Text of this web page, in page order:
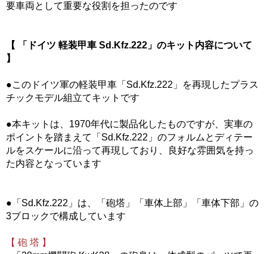
要車両として重要な役割を担ったのです
【 「ドイツ 軽装甲車 Sd.Kfz.222」のキット内容について
】
●このドイツ軍の軽装甲車「Sd.Kfz.222」を再現したプラス
チックモデル組立てキットです
●本キットは、1970年代に製品化したものですが、実車の
ポイントを踏まえて「Sd.Kfz.222」のフォルムとディテー
ルをスケールに沿って再現しており、良好な雰囲気を持っ
た内容となっています
●「Sd.Kfz.222」は、「砲塔」「車体上部」「車体下部」の
3ブロックで構成しています
【 砲 塔 】